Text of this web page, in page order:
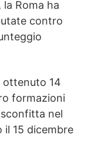
, la Roma ha
contro
ottenuto 14
formazioni
sconfitta nel
il 15 dicembre